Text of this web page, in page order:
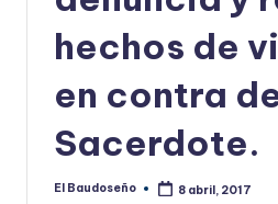
hechos de
en contra
Sacerdote.
Publicado
El Baudoseño 8 abril, 2017